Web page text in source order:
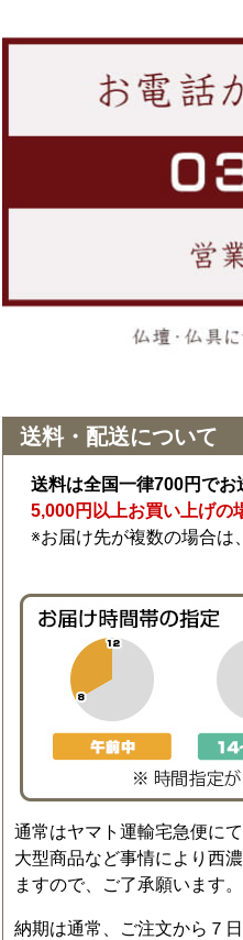
送料・配送について
送料は全国一律700円でお
5,000円以上お買い上げの
※お届け先が複数の場合は
通常はヤマト運輸宅急便に
大型商品など事情により西
ますので、ご了承願います。
納期は通常、ご注文から７